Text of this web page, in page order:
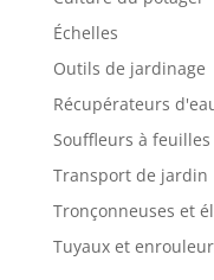
Échelles
Outils de jardinage
Récupérateurs
Souffleurs à feuilles
Transport de jardin
Tronçonneuses et
Tuyaux et